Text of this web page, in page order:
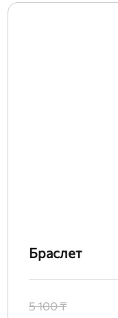
Браслет
5 100 ₸